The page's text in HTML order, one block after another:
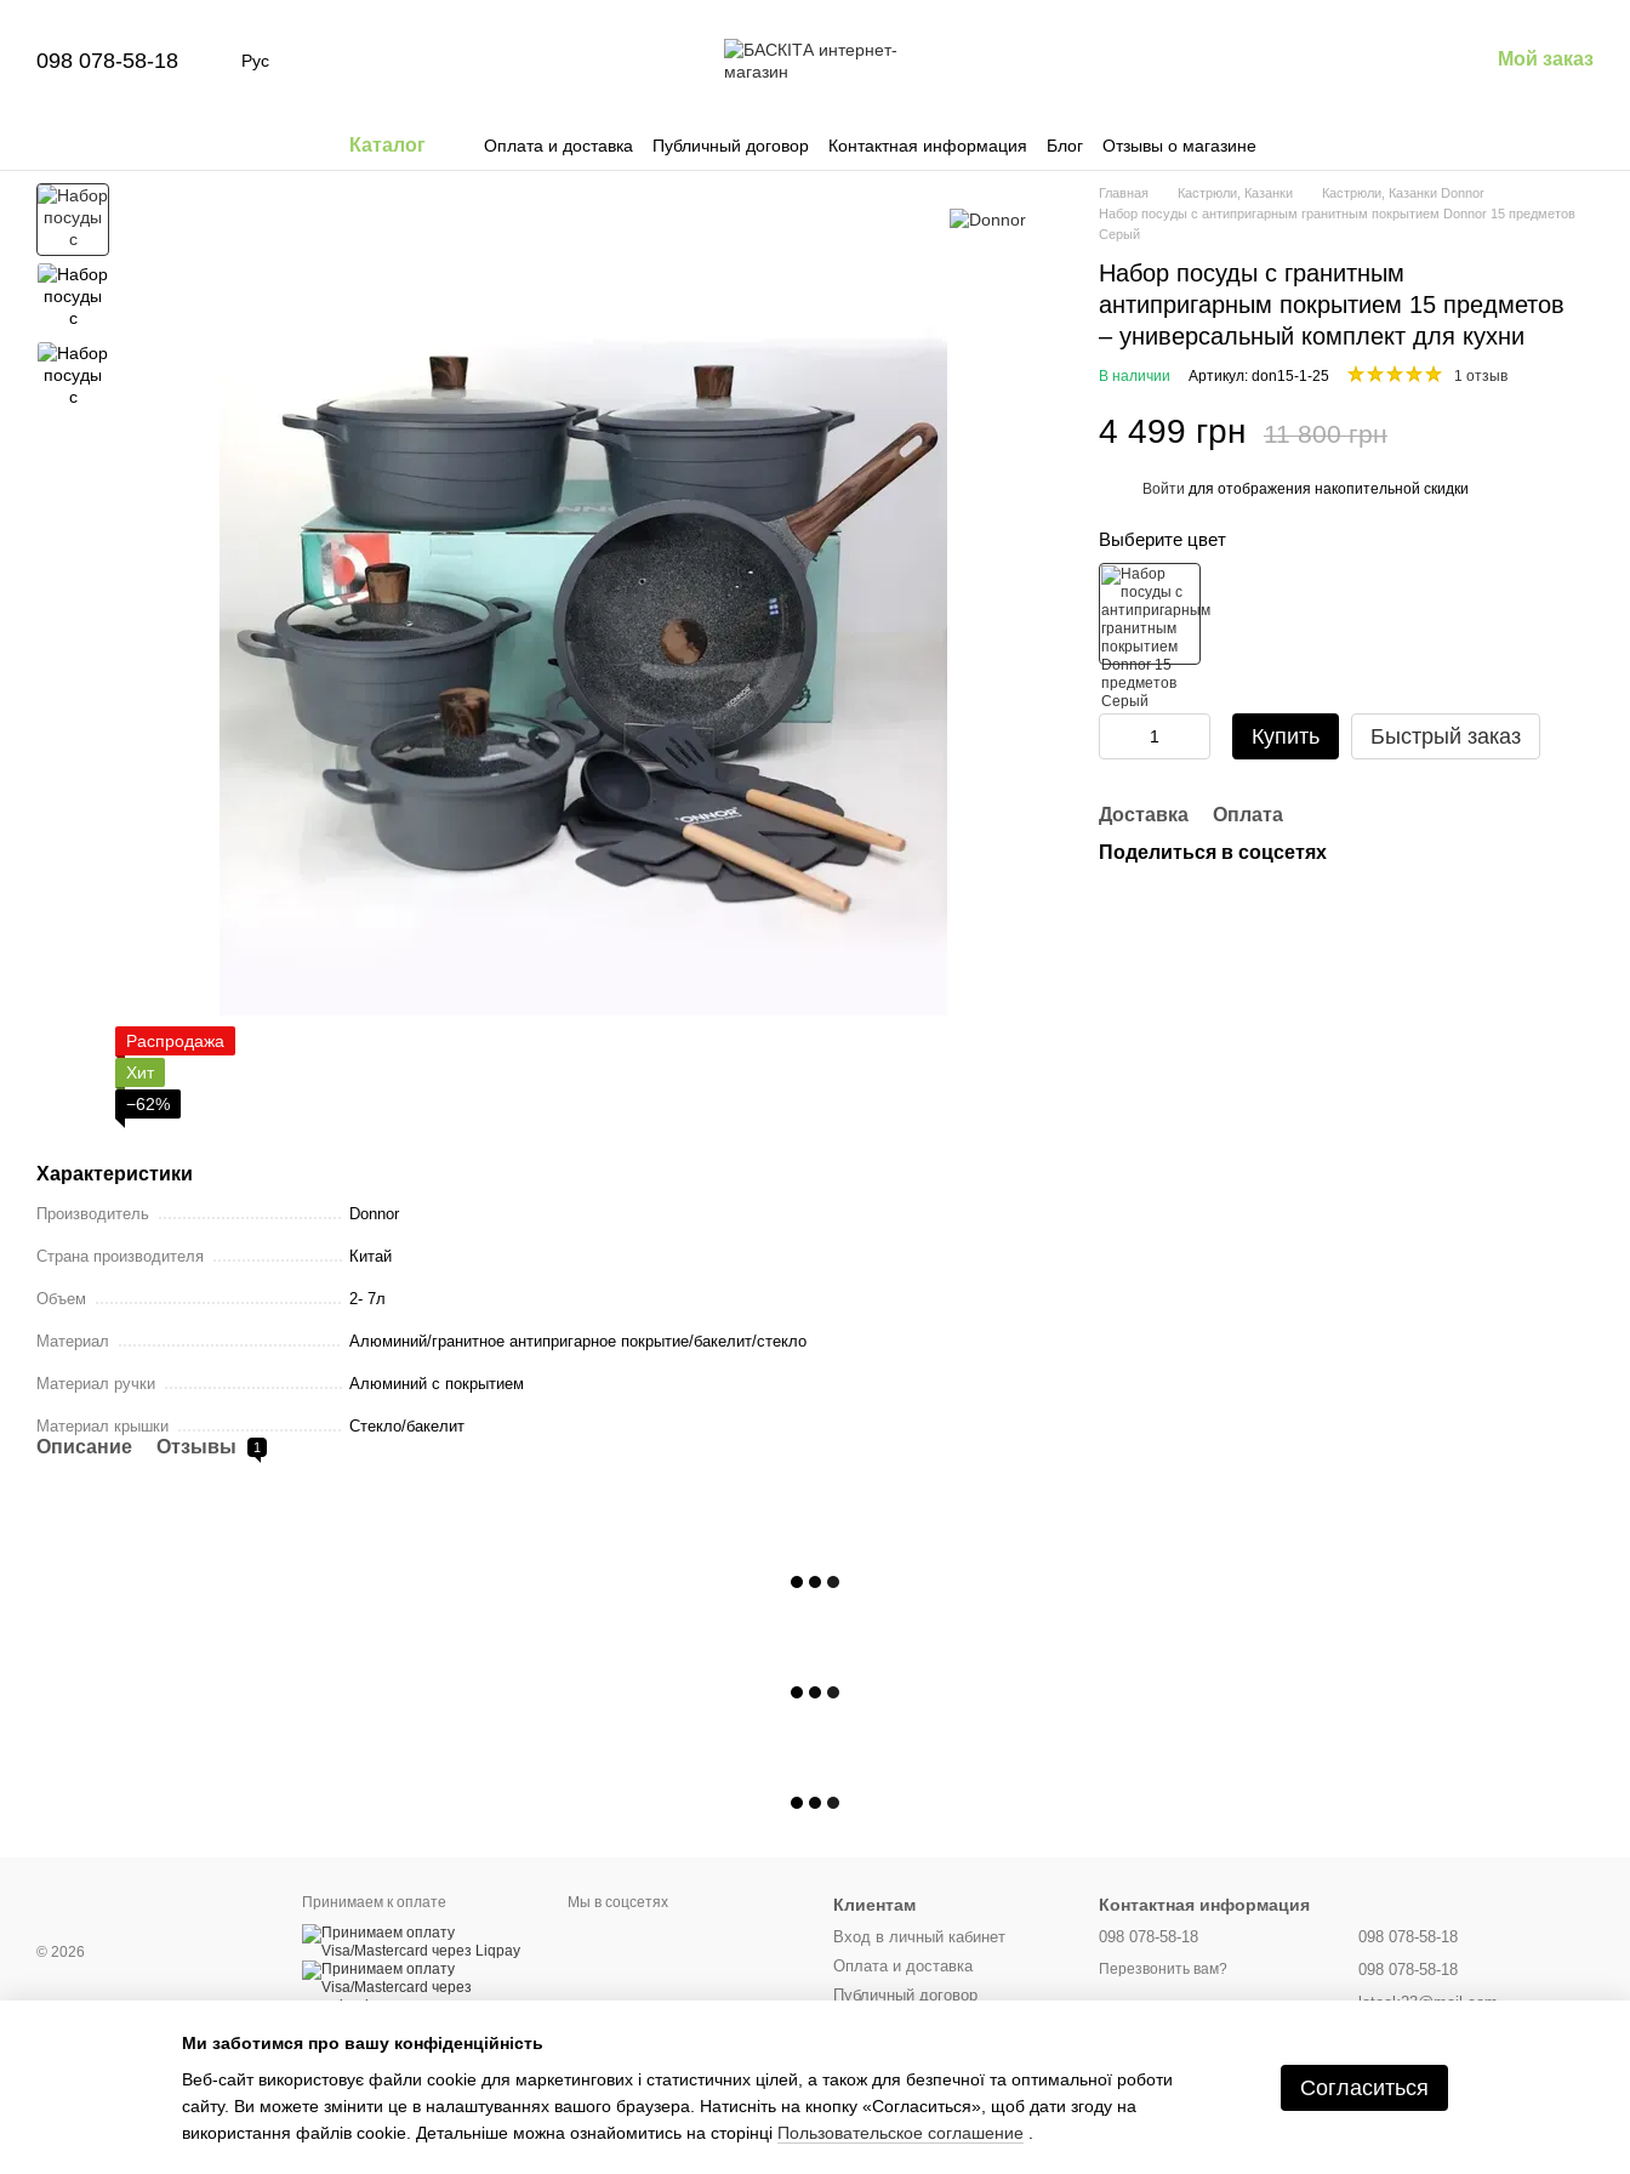
098 078-58-18 Рус Мой заказ
Каталог Оплата и доставка Публичный договор Контактная информация Блог Отзывы о магазине
Распродажа
Хит
−62%
Характеристики
Производитель Donnor
Страна производителя Китай
Объем 2- 7л
Материал Алюминий/гранитное антипригарное покрытие/бакелит/стекло
Материал ручки Алюминий с покрытием
Материал крышки Стекло/бакелит
Описание Отзывы 1
Главная Кастрюли, Казанки
Кастрюли, Казанки Donnor
Набор посуды с антипригарным гранитным покрытием Donnor 15 предметов
Серый
Набор посуды с гранитным
антипригарным покрытием 15 предметов
– универсальный комплект для кухни
В наличии Артикул: don15-1-25 1 отзыв
4 499 грн 11 800 грн
Войти для отображения накопительной скидки
Выберите цвет
Купить Быстрый заказ
Доставка
Оплата
Поделиться в соцсетях
© 2026
Принимаем к оплате
Мобильная версия
Мы в соцсетях Клиентам
Вход в личный кабинет
Оплата и доставка
Публичный договор
Отзывы о магазине
Контактная информация
098 078-58-18
Перезвонить вам?
098 078-58-18
098 078-58-18
latook23@mail.com
Карта проезда
Ми заботимся про вашу конфіденційність
Веб-сайт використовує файли cookie для маркетингових і статистичних цілей, а також для безпечної та оптимальної роботи
сайту. Ви можете змінити це в налаштуваннях вашого браузера. Натисніть на кнопку «Согласиться», щоб дати згоду на
використання файлів cookie. Детальніше можна ознайомитись на сторінці Пользовательское соглашение
Согласиться